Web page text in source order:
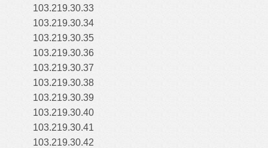
103.219.30.33
103.219.30.34
103.219.30.35
103.219.30.36
103.219.30.37
103.219.30.38
103.219.30.39
103.219.30.40
103.219.30.41
103.219.30.42